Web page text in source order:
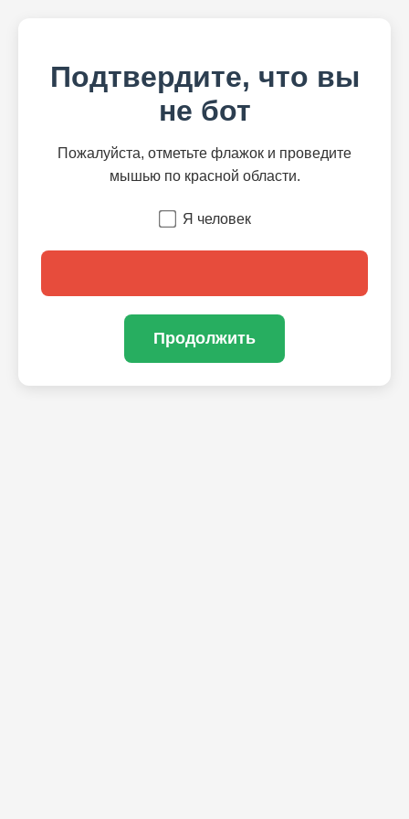
Подтвердите, что вы
не бот
Пожалуйста, отметьте флажок и проведите
мышью по красной области.
Я человек
Продолжить